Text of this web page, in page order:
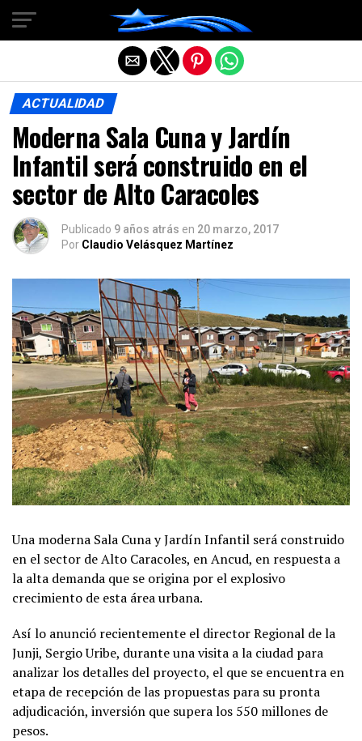
ACTUALIDAD
Moderna Sala Cuna y Jardín
Infantil será construido en el
sector de Alto Caracoles
Publicado 9 años atrás en 20 marzo, 2017
Por Claudio Velásquez Martínez
Una moderna Sala Cuna y Jardín Infantil será construido
en el sector de Alto Caracoles, en Ancud, en respuesta a
la alta demanda que se origina por el explosivo
crecimiento de esta área urbana.
Así lo anunció recientemente el director Regional de la
Junji, Sergio Uribe, durante una visita a la ciudad para
analizar los detalles del proyecto, el que se encuentra en
etapa de recepción de las propuestas para su pronta
adjudicación, inversión que supera los 550 millones de
pesos.
Salir de la versión móvil